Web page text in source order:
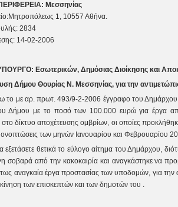
Μεσσηνίας
Μητροπόλεως 1, 10557 Αθήνα.
2834
14-02-2006
Εσωτερικών, Δημόσιας Διοίκησης και
Δήμου Θουρίας Ν. Μεσσηνίας, για την
το με αρ. πρωτ. 493/9-2-2006 έγγραφο του Δημάρχου
Δήμου με το ποσό των 100.000 ευρώ για έργα
στο δίκτυο αποχέτευσης ομβρίων, οι οποίες
των μηνών Ιανουαρίου και Φεβρουαρίου
θετικά το εύλογο αίτημα του Δημάρχου,
σοβαρά από την κακοκαιρία και αναγκάστηκε να
αναγκαία έργα προστασίας των υποδομών, για
των επισκεπτών και των δημοτών του .